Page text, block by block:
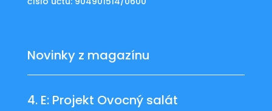
Novinky z magazínu
4. E: Projekt Ovocný salát